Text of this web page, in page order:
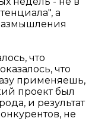
а
что
что
применяешь,
проект был
и результат
не